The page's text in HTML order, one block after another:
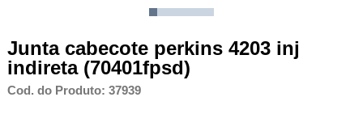
Junta cabecote perkins 4203 inj
indireta (70401fpsd)
Cod. do Produto: 37939